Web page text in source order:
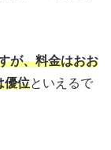
が、料金はおお
優位といえるで